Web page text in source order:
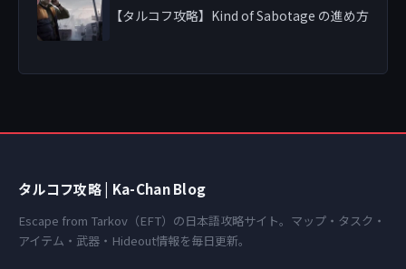
【タルコフ攻略】Kind of Sabotage の進め方
タルコフ攻略 | Ka-Chan Blog
Escape from Tarkov（EFT）の日本語攻略サイト。マップ・タスク・
アイテム・武器・Hideout情報を毎日更新。